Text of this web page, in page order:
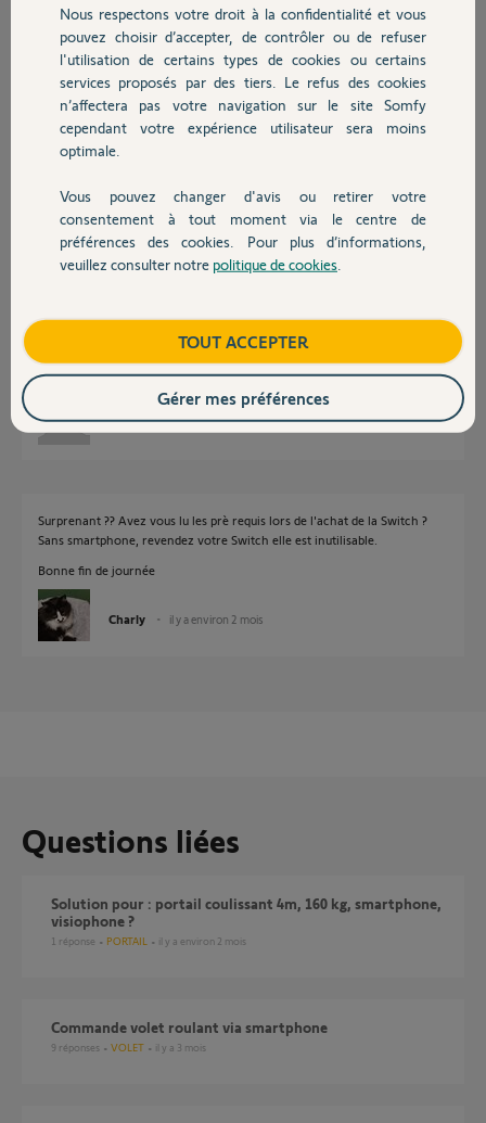
Chauffage
Autres produits
Devis avec un pro
Contact
Réponses
Bonne journée
Charly il y a environ 2 mois
Je trouve ça très surprenant.
Bonne journée à vous également
Philippe G. il y a environ 2 mois
Surprenant ?? Avez vous lu les prè requis lors de l'achat de la Switch ?
Sans smartphone, revendez votre Switch elle est inutilisable.
Bonne fin de journée
Charly il y a environ 2 mois
Questions liées
Solution pour : portail coulissant 4m, 160 kg, smartphone,
visiophone ?
1 réponse PORTAIL il y a environ 2 mois
Commande volet roulant via smartphone
9 réponses VOLET il y a 3 mois
Nous respectons votre droit à la confidentialité et vous
pouvez choisir d’accepter, de contrôler ou de refuser
l'utilisation de certains types de cookies ou certains
services proposés par des tiers. Le refus des cookies
n’affectera pas votre navigation sur le site Somfy
cependant votre expérience utilisateur sera moins
optimale.
Vous pouvez changer d'avis ou retirer votre
consentement à tout moment via le centre de
préférences des cookies. Pour plus d’informations,
veuillez consulter notre politique de cookies
TOUT ACCEPTER
Gérer mes préférences